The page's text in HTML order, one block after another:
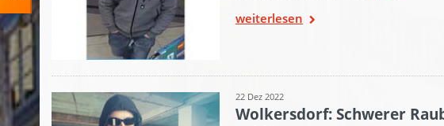
weiterlesen
22 Dez 2022
Wolkersdorf: Schwerer